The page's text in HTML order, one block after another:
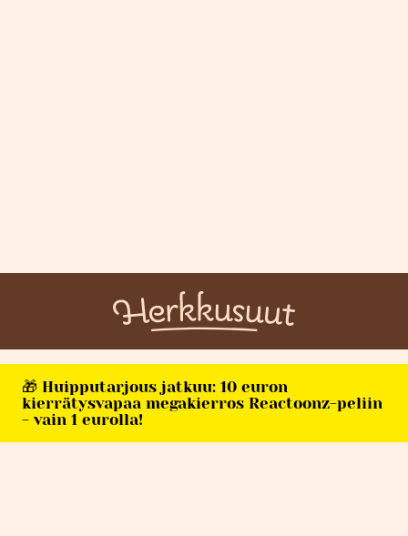
🎁 Huipputarjous jatkuu: 10 euron
kierrätysvapaa megakierros Reactoonz-peliin
- vain 1 eurolla!